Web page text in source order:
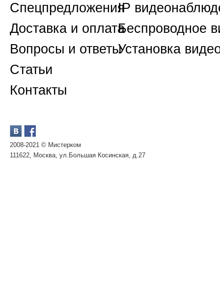
Спецпредложения
Доставка и оплата
Вопросы и ответы
Статьи
Контакты
2008-2021 © Мистерком
111622, Москва, ул.Большая Косинская, д.27
IP
Беспроводное
Установка